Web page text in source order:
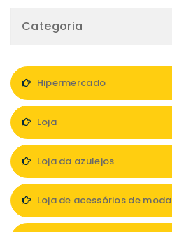
Categoria
Hipermercado
Loja
Loja da azulejos
Loja de acessórios de moda